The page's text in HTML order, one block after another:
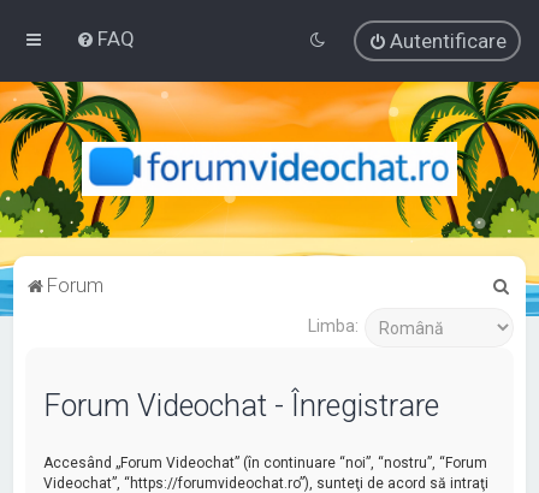
FAQ Autentificare
Forum
Limba:
Forum Videochat - Înregistrare
Accesând „Forum Videochat” (în continuare “noi”, “nostru”, “Forum
Videochat”, “https://forumvideochat.ro”), sunteţi de acord să intraţi